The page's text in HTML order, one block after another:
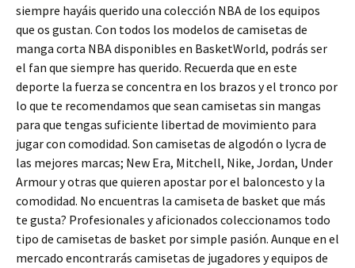
siempre hayáis querido una colección NBA de los equipos
que os gustan. Con todos los modelos de camisetas de
manga corta NBA disponibles en BasketWorld, podrás ser
el fan que siempre has querido. Recuerda que en este
deporte la fuerza se concentra en los brazos y el tronco por
lo que te recomendamos que sean camisetas sin mangas
para que tengas suficiente libertad de movimiento para
jugar con comodidad. Son camisetas de algodón o lycra de
las mejores marcas; New Era, Mitchell, Nike, Jordan, Under
Armour y otras que quieren apostar por el baloncesto y la
comodidad. No encuentras la camiseta de basket que más
te gusta? Profesionales y aficionados coleccionamos todo
tipo de camisetas de basket por simple pasión. Aunque en el
mercado encontrarás camisetas de jugadores y equipos de